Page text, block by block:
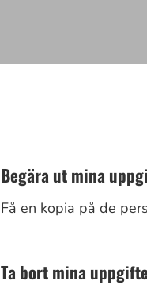
Begära ut mina
Få en kopia på de
Ta bort mina